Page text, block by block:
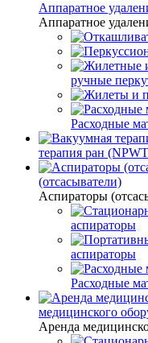
Аппаратное
Аппаратное
ручные
Расходные
терапия ран
(отсасыватели)
Аспираторы
аспираторы
аспираторы
Расходные
медицинского
Аренда